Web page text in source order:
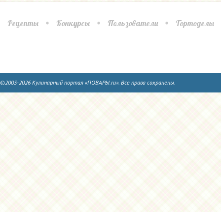
Рецепты Конкурсы Пользователи Тортоделы
©2003-2026 Кулинарный портал «ПОВАРЫ.ru». Все права сохранены.